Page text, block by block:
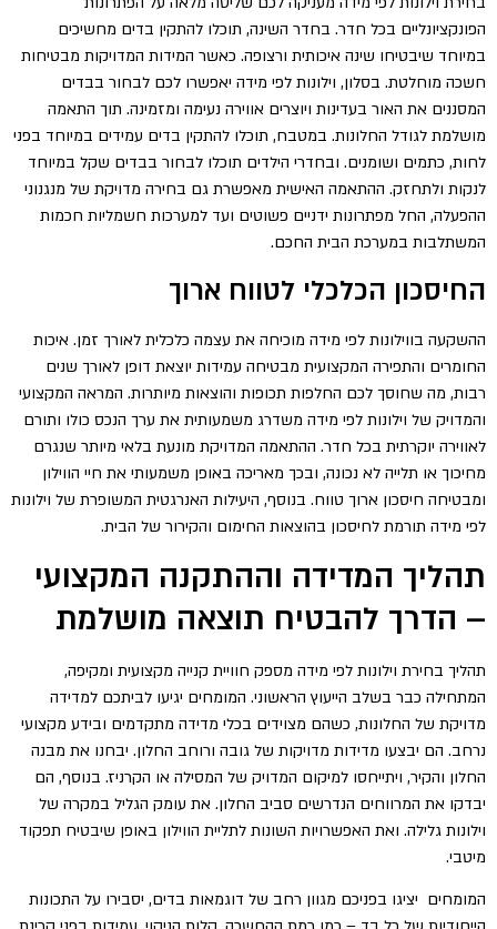
הפונקציונליים בכל חדר. בחדר השינה, תוכלו להתקין בדים מחשיכים
במיוחד שיבטיחו שינה איכותית ורצופה. כאשר המידות המדויקות מבטיחות
חשכה מוחלטת. בסלון, וילונות לפי מידה יאפשרו לכם לבחור בבדים
המסננים את האור בעדינות ויוצרים אווירה נעימה ומזמינה. תוך התאמה
מושלמת לגודל החלונות. במטבח, תוכלו להתקין בדים עמידים במיוחד בפני
לחות, כתמים ושומנים. ובחדרי הילדים תוכלו לבחור בבדים שקל במיוחד
לנקות ולתחזק. ההתאמה האישית מאפשרת גם בחירה מדויקת של מנגנוני
ההפעלה, החל מפתרונות ידניים פשוטים ועד למערכות חשמליות חכמות
המשתלבות במערכת הבית החכם.
החיסכון הכלכלי לטווח ארוך
ההשקעה בווילונות לפי מידה מוכיחה את עצמה כלכלית לאורך זמן. איכות
החומרים והתפירה המקצועית מבטיחה עמידות יוצאת דופן לאורך שנים
רבות, מה שחוסך לכם החלפות תכופות והוצאות מיותרות. המראה המקצועי
והמדויק של וילונות לפי מידה משדרג משמעותית את ערך הנכס כולו ותורם
לאווירה יוקרתית בכל חדר. ההתאמה המדויקת מונעת בלאי מיותר שנגרם
מחיכוך או תלייה לא נכונה, ובכך מאריכה באופן משמעותי את חיי הווילון
ומבטיחה חיסכון ארוך טווח. בנוסף, היעילות האנרגטית המשופרת של וילונות
לפי מידה תורמת לחיסכון בהוצאות החימום והקירור של הבית.
תהליך המדידה וההתקנה המקצועי
– הדרך להבטיח תוצאה מושלמת
תהליך בחירת וילונות לפי מידה מספק חוויית קנייה מקצועית ומקיפה,
המתחילה כבר בשלב הייעוץ הראשוני. המומחים יגיעו לביתכם למדידה
מדויקת של החלונות, כשהם מצוידים בכלי מדידה מתקדמים ובידע מקצועי
נרחב. הם יבצעו מדידות מדויקות של גובה ורוחב החלון. יבחנו את מבנה
החלון והקיר, ויתייחסו למיקום המדויק של המסילה או הקרניז. בנוסף, הם
יבדקו את המרווחים הנדרשים סביב החלון. את עומק הגליל במקרה של
וילונות גלילה. ואת האפשרויות השונות לתליית הווילון באופן שיבטיח תפקוד
מיטבי.
המומחים יציגו בפניכם מגוון רחב של דוגמאות בדים, יסבירו על התכונות